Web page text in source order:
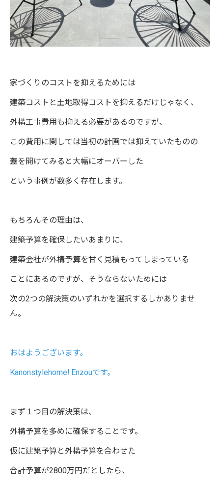
家づくりのコストを抑えるためには
建築コストと土地取得コストを抑えるだけじゃなく、
外構工事費用も抑える必要があるのですが、
この費用に関しては当初の計画では抑えていたものの
蓋を開けてみると大幅にオーバーした
という事例が数多く存在します。
もちろんその理由は、
建築予算を確保したいあまりに、
建築会社が外構予算を甘く見積もってしまっている
ことにあるのですが、そうならないためには
次の2つの解決策のいずれかを選択するしかありませ
ん。
おはようございます。
Kanonstylehome! Enzouです。
まず１つ目の解決策は、
外構予算を多めに確保することです。
仮に建築予算と外構予算を合わせた
合計予算が2800万円だとしたら、